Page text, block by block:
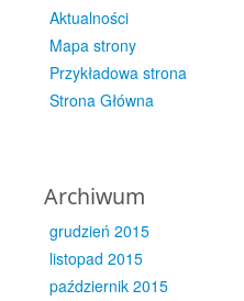
Aktualności
Mapa strony
Przykładowa strona
Strona Główna
Archiwum
grudzień 2015
listopad 2015
październik 2015